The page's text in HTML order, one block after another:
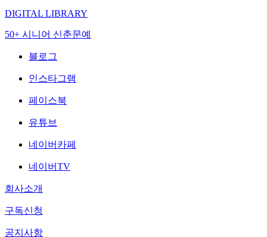
DIGITAL LIBRARY
50+ 시니어 신춘문예
블로그
인스타그램
페이스북
유튜브
네이버카페
네이버TV
회사소개
구독신청
공지사항